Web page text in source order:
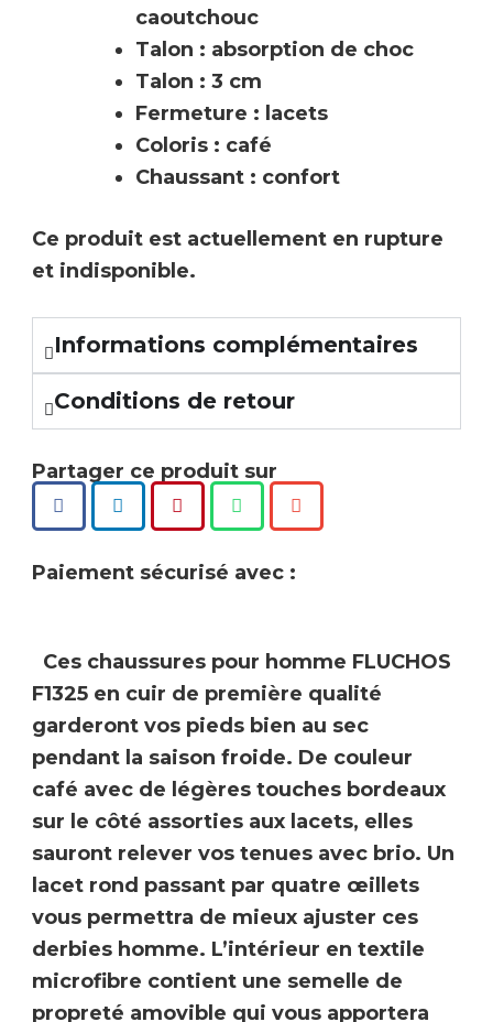
caoutchouc
Talon : absorption de choc
Talon : 3 cm
Fermeture : lacets
Coloris : café
Chaussant : confort
Ce produit est actuellement en rupture
et indisponible.
Informations complémentaires
Conditions de retour
Partager ce produit sur
Paiement sécurisé avec :
Ces chaussures pour homme FLUCHOS
F1325 en cuir de première qualité
garderont vos pieds bien au sec
pendant la saison froide. De couleur
café avec de légères touches bordeaux
sur le côté assorties aux lacets, elles
sauront relever vos tenues avec brio. Un
lacet rond passant par quatre œillets
vous permettra de mieux ajuster ces
derbies homme. L’intérieur en textile
microfibre contient une semelle de
propreté amovible qui vous apportera